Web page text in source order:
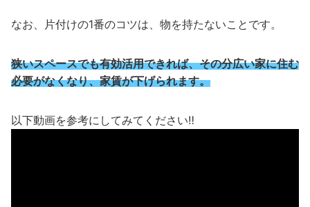
なお、片付けの1番のコツは、物を持たないことです。
狭いスペースでも有効活用できれば、その分広い家に住む
必要がなくなり、家賃が下げられます。
以下動画を参考にしてみてください‼︎